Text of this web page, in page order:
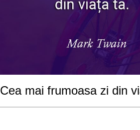
Cea mai frumoasa zi din